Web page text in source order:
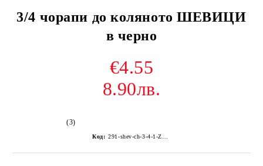
3/4 чорапи до коляното ШЕВИЦИ
в черно
€4.55
8.90лв.
(3)
Код: 291-shev-ch-3-4-1-Z4Z-